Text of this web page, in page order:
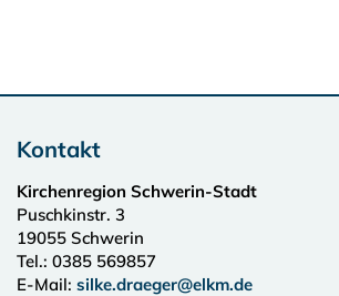
Kontakt
Kirchenregion Schwerin-Stadt
Puschkinstr. 3
19055 Schwerin
Tel.: 0385 569857
E-Mail: silke.draeger@elkm.de